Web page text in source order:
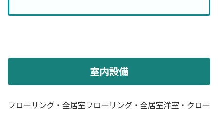
室内設備
フローリング・全居室フローリング・全居室洋室・クロー